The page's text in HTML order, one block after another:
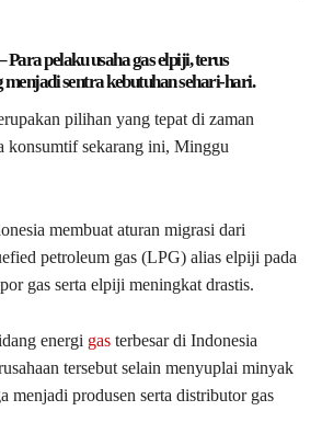
pelaku usaha gas elpiji, terus
sentra kebutuhan sehari-hari.
pilihan yang tepat di zaman
konsumtif sekarang ini, Minggu
membuat aturan migrasi dari
petroleum gas (LPG) alias elpiji pada
gas serta elpiji meningkat drastis.
energi gas terbesar di Indonesia
tersebut selain menyuplai minyak
menjadi produsen serta distributor gas